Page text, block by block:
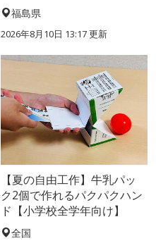
福島県
2026年8月10日 13:17更新
【夏の自由工作】牛乳パッ
ク2個で作れるパクパクハン
ド【小学校全学年向け】
全国